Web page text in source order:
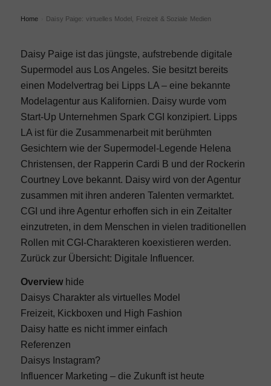
Home Daisy Paige: virtuelles Model, Freizeit & Soziale Medien
Daisy Paige ist das jüngste, aufstrebende digitale
Supermodel aus Los Angeles. Sie besitzt bereits
einen Modelvertrag bei Lipps LA – eine bekannte
Modelagentur aus Kalifornien. Daisy wurde vom
Start-Up Unternehmen Spark CGI konzipiert. Lipps
LA ist für die Zusammenarbeit mit berühmten
Gesichtern wie der Supermodel-Legende Helena
Christensen, der Rapperin Cardi B und der Rockerin
Courtney Love bekannt. Daisy wird von der Agentur
zusammen mit ihren anderen Talenten vermarktet.
CGI und ihre Agentur erhoffen sich in ein Zeitalter
einzutreten, in dem Menschen in vielen traditionellen
Rollen mit CGI-Charakteren koexistieren werden.
Zurück zur Übersicht: Digitale Influencer.
Overview hide
Daisys Charakter als virtuelles Model
Freizeit, Kickboxen und High Fashion
Daisy hatte es nicht immer einfach
Referenzen
Daisys Instagram?
Influencer Marketing – die Zukunft ist heute